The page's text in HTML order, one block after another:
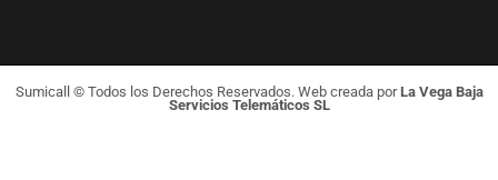
Sumicall © Todos los Derechos Reservados. Web creada porLa Vega Baja
Servicios Telemáticos SL